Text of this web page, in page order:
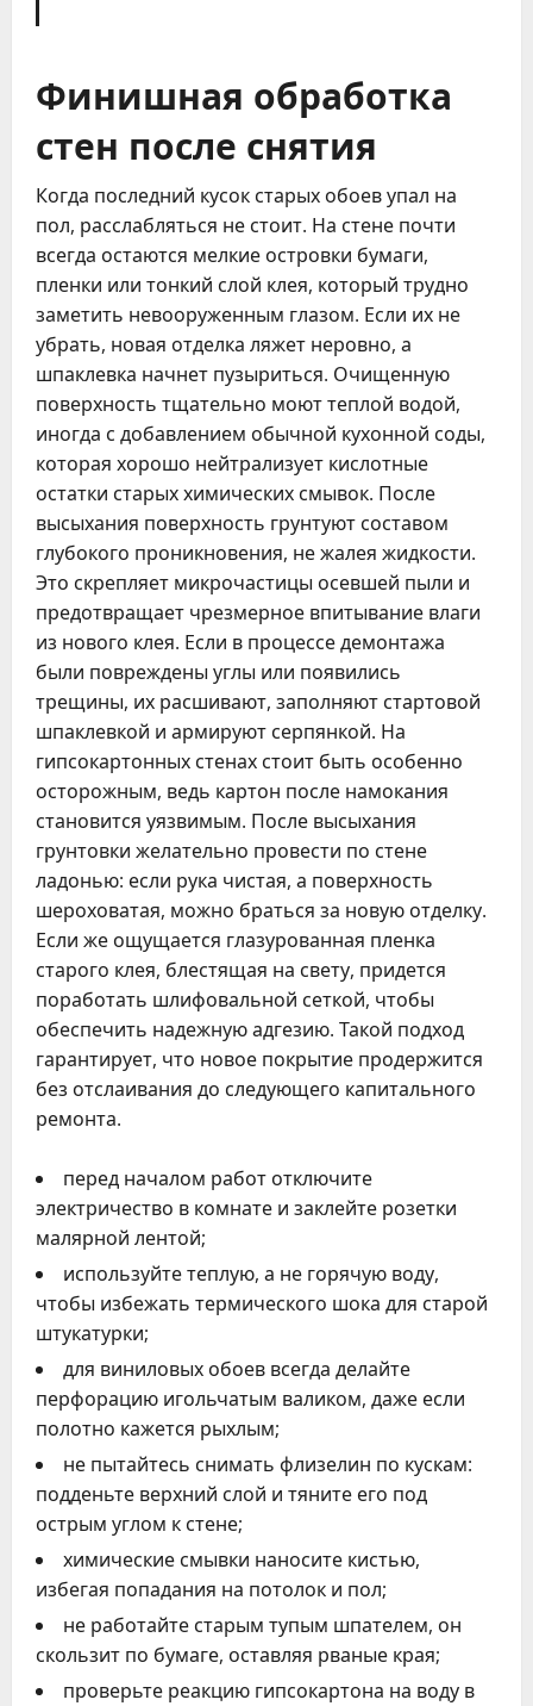
Финишная обработка
стен после снятия
Когда последний кусок старых обоев упал на
пол, расслабляться не стоит. На стене почти
всегда остаются мелкие островки бумаги,
пленки или тонкий слой клея, который трудно
заметить невооруженным глазом. Если их не
убрать, новая отделка ляжет неровно, а
шпаклевка начнет пузыриться. Очищенную
поверхность тщательно моют теплой водой,
иногда с добавлением обычной кухонной соды,
которая хорошо нейтрализует кислотные
остатки старых химических смывок. После
высыхания поверхность грунтуют составом
глубокого проникновения, не жалея жидкости.
Это скрепляет микрочастицы осевшей пыли и
предотвращает чрезмерное впитывание влаги
из нового клея. Если в процессе демонтажа
были повреждены углы или появились
трещины, их расшивают, заполняют стартовой
шпаклевкой и армируют серпянкой. На
гипсокартонных стенах стоит быть особенно
осторожным, ведь картон после намокания
становится уязвимым. После высыхания
грунтовки желательно провести по стене
ладонью: если рука чистая, а поверхность
шероховатая, можно браться за новую отделку.
Если же ощущается глазурованная пленка
старого клея, блестящая на свету, придется
поработать шлифовальной сеткой, чтобы
обеспечить надежную адгезию. Такой подход
гарантирует, что новое покрытие продержится
без отслаивания до следующего капитального
ремонта.
перед началом работ отключите
электричество в комнате и заклейте розетки
малярной лентой;
используйте теплую, а не горячую воду,
чтобы избежать термического шока для старой
штукатурки;
для виниловых обоев всегда делайте
перфорацию игольчатым валиком, даже если
полотно кажется рыхлым;
не пытайтесь снимать флизелин по кускам:
подденьте верхний слой и тяните его под
острым углом к стене;
химические смывки наносите кистью,
избегая попадания на потолок и пол;
не работайте старым тупым шпателем, он
скользит по бумаге, оставляя рваные края;
проверьте реакцию гипсокартона на воду в